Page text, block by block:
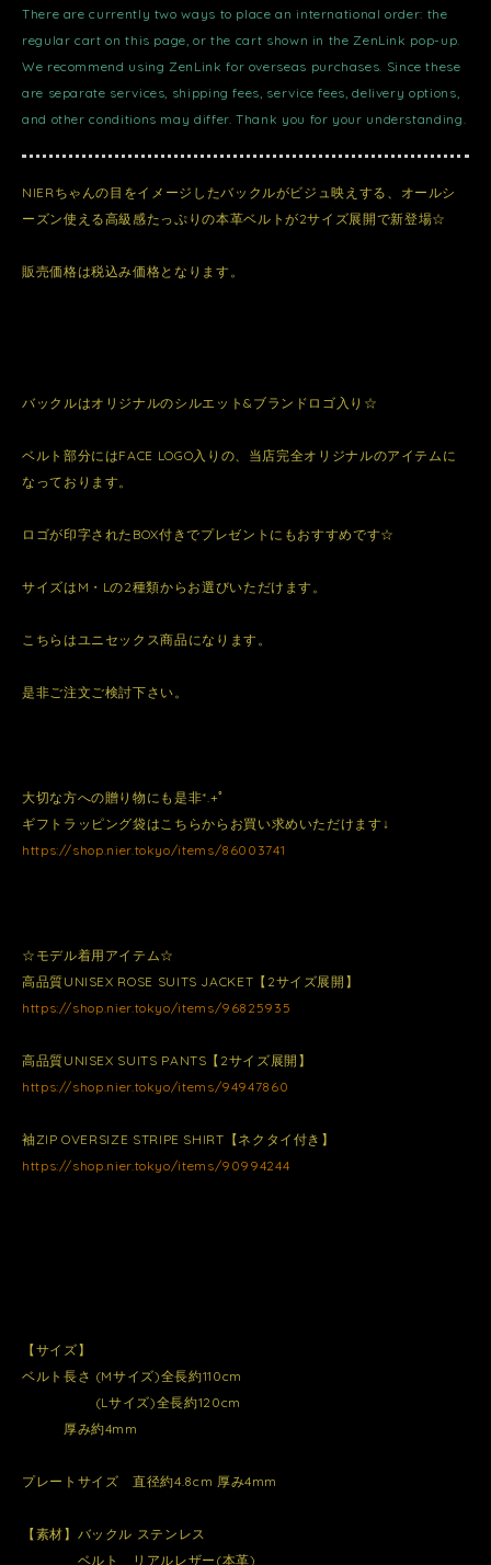
There are currently two ways to place an international order: the
regular cart on this page, or the cart shown in the ZenLink pop-up.
We recommend using ZenLink for overseas purchases. Since these
are separate services, shipping fees, service fees, delivery options,
and other conditions may differ. Thank you for your understanding.
NIERちゃんの目をイメージしたバックルがビジュ映えする、オールシ
ーズン使える高級感たっぷりの本革ベルトが2サイズ展開で新登場☆
販売価格は税込み価格となります。
バックルはオリジナルのシルエット&ブランドロゴ入り☆
ベルト部分にはFACE LOGO入りの、当店完全オリジナルのアイテムに
なっております。
ロゴが印字されたBOX付きでプレゼントにもおすすめです☆
サイズはM・Lの2種類からお選びいただけます。
こちらはユニセックス商品になります。
是非ご注文ご検討下さい。
大切な方への贈り物にも是非*.+ﾟ
ギフトラッピング袋はこちらからお買い求めいただけます↓
https://shop.nier.tokyo/items/86003741
☆モデル着用アイテム☆
高品質UNISEX ROSE SUITS JACKET【2サイズ展開】
https://shop.nier.tokyo/items/96825935
高品質UNISEX SUITS PANTS【2サイズ展開】
https://shop.nier.tokyo/items/94947860
袖ZIP OVERSIZE STRIPE SHIRT【ネクタイ付き】
https://shop.nier.tokyo/items/90994244
【サイズ】
ベルト長さ (Mサイズ)全長約110cm
(Lサイズ)全長約120cm
厚み約4mm
プレートサイズ 直径約4.8cm 厚み4mm
【素材】バックル ステンレス
ベルト リアルレザー(本革)